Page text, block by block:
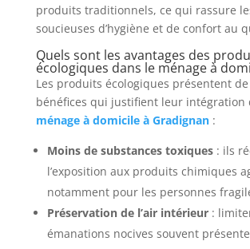
produits traditionnels, ce qui rassure
soucieuses d’hygiène et de confort au
Quels sont les avantages des
écologiques dans le ménage à
Les produits écologiques présentent
bénéfices qui justifient leur intégration
ménage à domicile à Gradignan :
Moins de substances toxiques: ils
l’exposition aux produits chimiques
notamment pour les personnes
Préservation de l’air intérieur:
émanations nocives souvent